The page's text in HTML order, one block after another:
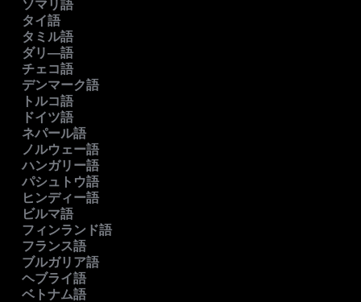
ソマリ語
タイ語
タミル語
ダリ―語
チェコ語
デンマーク語
トルコ語
ドイツ語
ネパール語
ノルウェー語
ハンガリー語
パシュトウ語
ヒンディー語
ビルマ語
フィンランド語
フランス語
ブルガリア語
ヘブライ語
ベトナム語